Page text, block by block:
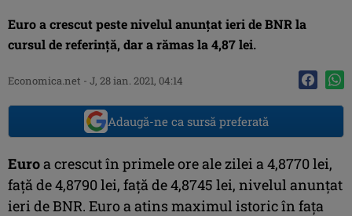
Euro a crescut peste nivelul anunţat ieri de BNR la
cursul de referinţă, dar a rămas la 4,87 lei.
Economica.net - J, 28 ian. 2021, 04:14
Adaugă-ne ca sursă preferată
Euroa crescut în primele ore ale zilei a 4,8770 lei,
faţă de 4,8790 lei, faţă de 4,8745 lei, nivelul anunţat
ieri de BNR. Euro a atins maximul istoric în faţa